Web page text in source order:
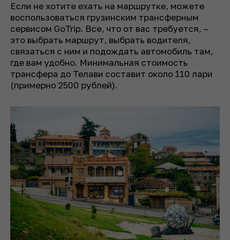
Если не хотите ехать на маршрутке, можете
воспользоваться грузинским трансферным
сервисом GoTrip. Все, что от вас требуется, –
это выбрать маршрут, выбрать водителя,
связаться с ним и подождать автомобиль там,
где вам удобно. Минимальная стоимость
трансфера до Телави составит около 110 лари
(примерно 2500 рублей).